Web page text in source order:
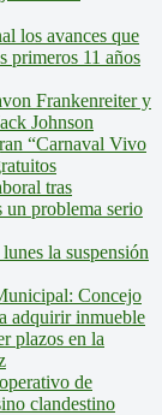
los avances que
primeros 11 años
Frankenreiter y
Johnson
“Carnaval Vivo
tras
un problema serio
la suspensión
Concejo
adquirir inmueble
plazos en la
de
clandestino